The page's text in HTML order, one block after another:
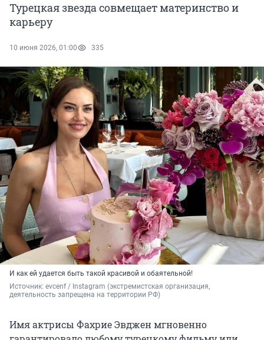
Турецкая звезда совмещает материнство и
карьеру
10 июня 2026, 01:00 335
И как ей удается быть такой красивой и обаятельной!
Источник: evcenf / Instagram (экстремистская организация,
деятельность запрещена на территории РФ)
Имя актрисы Фахрие Эвджен мгновенно